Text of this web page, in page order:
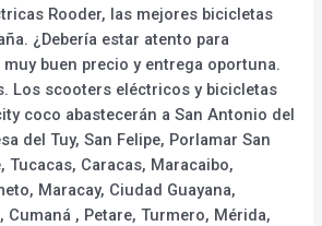
Rooder, las mejores bicicletas
¿Debería estar atento para
muy buen precio y entrega oportuna.
Los scooters eléctricos y bicicletas
coco abastecerán a San Antonio del
del Tuy, San Felipe, Porlamar San
Tucacas, Caracas, Maracaibo,
Maracay, Ciudad Guayana,
Cumaná , Petare, Turmero, Mérida,